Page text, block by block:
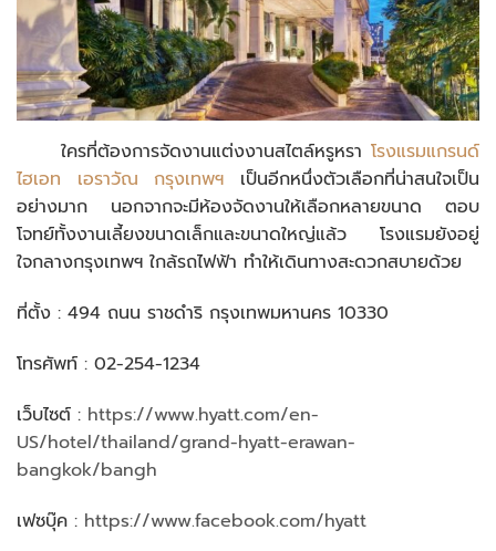
ใครที่ต้องการจัดงานแต่งงานสไตล์หรูหรา โรงแรมแกรนด์
ไฮเอท เอราวัณ กรุงเทพฯ เป็นอีกหนึ่งตัวเลือกที่น่าสนใจเป็น
อย่างมาก นอกจากจะมีห้องจัดงานให้เลือกหลายขนาด ตอบ
โจทย์ทั้งงานเลี้ยงขนาดเล็กและขนาดใหญ่แล้ว โรงแรมยังอยู่
ใจกลางกรุงเทพฯ ใกล้รถไฟฟ้า ทำให้เดินทางสะดวกสบายด้วย
ที่ตั้ง : 494 ถนน ราชดำริ กรุงเทพมหานคร 10330
โทรศัพท์ : 02-254-1234
เว็บไซต์ : https://www.hyatt.com/en-
US/hotel/thailand/grand-hyatt-erawan-
bangkok/bangh
เฟซบุ๊ค : https://www.facebook.com/hyatt